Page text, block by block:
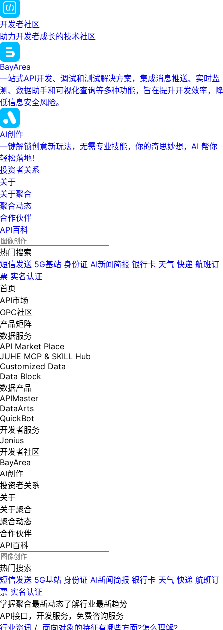
开发者社区
助力开发者成长的技术社区
BayArea
一站式API开发、调试和测试解决方案，集成消息推送、实时监
测、数据助手和可视化查询等多种功能，旨在提升开发效率，降
低信息安全风险。
AI创作
一键解锁创意新玩法，无需专业技能，你的奇思妙想，AI 帮你
轻松落地！
投资者关系
关于
关于聚合
聚合动态
合作伙伴
API百科
热门搜索
短信发送 5G基站 身份证 AI新闻简报 银行卡 天气 快递 航班订
票 实名认证
首页
API市场
OPC社区
产品矩阵
数据服务
API Market Place
JUHE MCP & SKILL Hub
Customized Data
Data Block
数据产品
APIMaster
DataArts
QuickBot
开发者服务
Jenius
开发者社区
BayArea
AI创作
投资者关系
关于
关于聚合
聚合动态
合作伙伴
API百科
热门搜索
短信发送 5G基站 身份证 AI新闻简报 银行卡 天气 快递 航班订
票 实名认证
掌握聚合最新动态了解行业最新趋势
API接口，开发服务，免费咨询服务
行业资讯 / 面向对象的特征有哪些方面?怎么理解?